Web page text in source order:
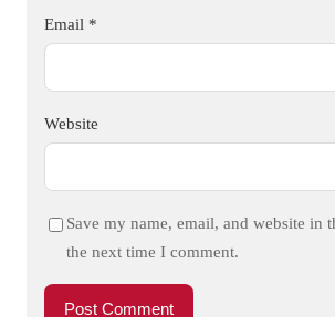
Email *
Website
Save my name, email, and website in
the next time I comment.